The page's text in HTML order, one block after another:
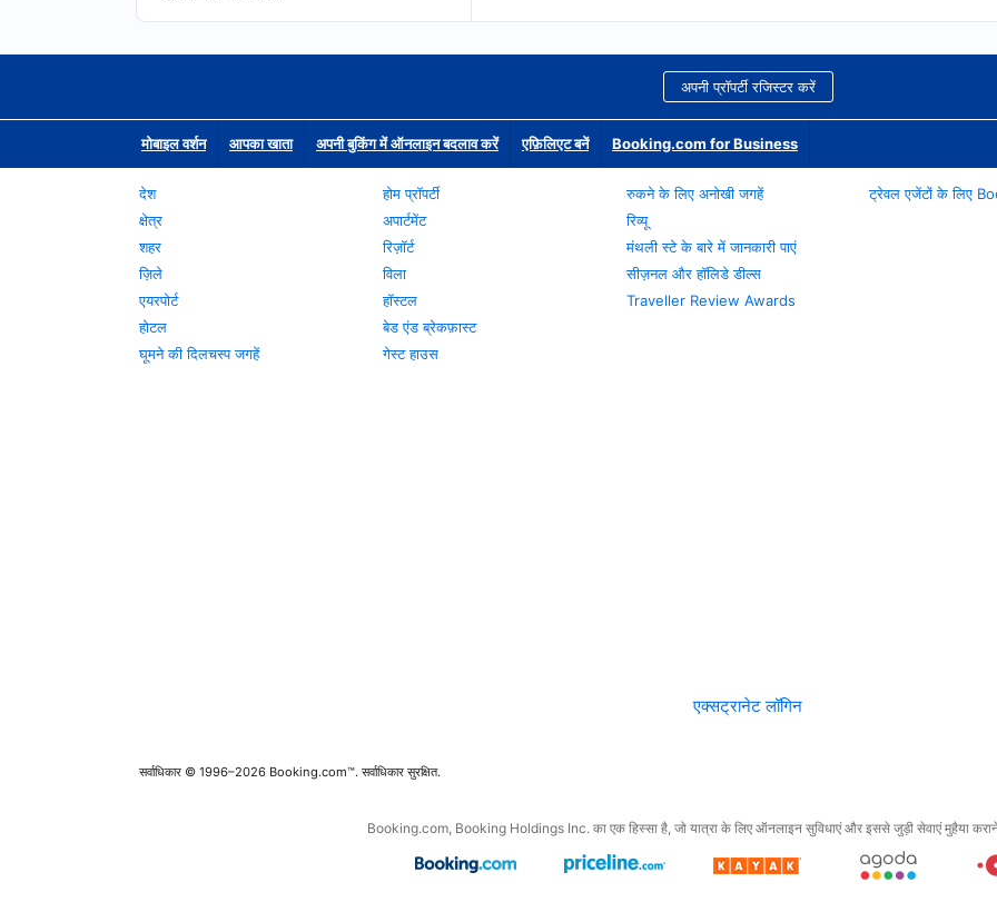
अपनी प्रॉपर्टी रजिस्टर करें
मोबाइल वर्शन आपका खाता अपनी बुकिंग में ऑनलाइन बदलाव करें एफ़िलिएट बनें Booking.com for Business
देश
क्षेत्र
शहर
ज़िले
एयरपोर्ट
होटल
घूमने की दिलचस्प जगहें
होम प्रॉपर्टी
अपार्टमेंट
रिज़ॉर्ट
विला
हॉस्टल
बेड एंड ब्रेकफ़ास्ट
गेस्ट हाउस
रुकने के लिए अनोखी जगहें
रिव्यू
मंथली स्टे के बारे में जानकारी पाएं
सीज़नल और हॉलिडे डील्स
Traveller Review Awards
ट्रेवल एजेंटों के लिए
एक्सट्रानेट लॉगिन
सर्वाधिकार © 1996–2026 Booking.com™. सर्वाधिकार सुरक्षित.
Booking.com, Booking Holdings Inc. का एक हिस्सा है, जो यात्रा के लिए ऑनलाइन सुविधाएं और इससे जुड़ी सेवाएं मुहैया